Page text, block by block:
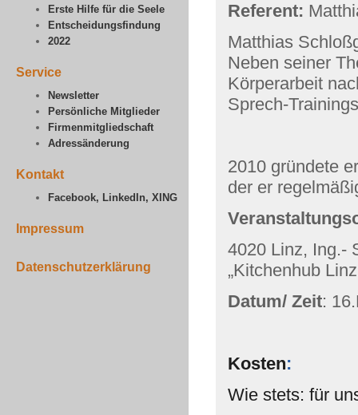
Erste Hilfe für die Seele
Entscheidungsfindung
2022
Service
Newsletter
Persönliche Mitglieder
Firmenmitgliedschaft
Adressänderung
Kontakt
Facebook, LinkedIn, XING
Impressum
Datenschutzerklärung
Referent:
Matthias
Neben seiner
Körperarbeit
Sprech-
2010 gründete
der er
4020 Linz, Ing.-
„Kitchenhub
Datum/ Zeit:
Kosten:
Wie stets: für